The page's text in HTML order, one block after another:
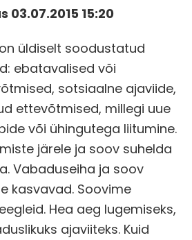
03.07.2015 15:20
üldiselt soodustatud
ebatavalised või
sotsiaalne ajaviide,
ettevõtmised, millegi uue
või ühingutega liitumine.
järele ja soov suhelda
Vabaduseiha ja soov
kasvavad. Soovime
Hea aeg lugemiseks,
ajaviiteks. Kuid